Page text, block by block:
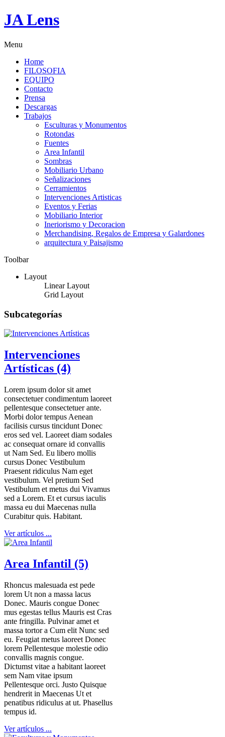
JA Lens
Menu
Home
FILOSOFIA
EQUIPO
Contacto
Prensa
Descargas
Trabajos
Esculturas y Monumentos
Rotondas
Fuentes
Area Infantil
Sombras
Mobiliario Urbano
Señalizaciones
Cerramientos
Intervenciones Artisticas
Eventos y Ferias
Mobiliario Interior
Ineriorismo y Decoracion
Merchandising, Regalos de Empresa y Galardones
arquitectura y Paisajismo
Toolbar
Layout
Linear Layout
Grid Layout
Subcategorías
Intervenciones
Artísticas (4)
Lorem ipsum dolor sit amet
consectetuer condimentum laoreet
pellentesque consectetuer ante.
Morbi dolor tempus Aenean
facilisis cursus tincidunt Donec
eros sed vel. Laoreet diam sodales
ac consequat ornare id convallis
ut Nam Sed. Eu libero mollis
cursus Donec Vestibulum
Praesent ridiculus Nam eget
vestibulum. Vel pretium Sed
Vestibulum et metus dui Vivamus
sed a Lorem. Et et cursus iaculis
massa eu dui Maecenas nulla
Curabitur quis. Habitant.
Ver artículos ...
Area Infantil (5)
Rhoncus malesuada est pede
lorem Ut non a massa lacus
Donec. Mauris congue Donec
mus egestas tellus Mauris est Cras
ante fringilla. Pulvinar amet et
massa tortor a Cum elit Nunc sed
eu. Feugiat metus laoreet Donec
lorem Pellentesque molestie odio
convallis magnis congue.
Dictumst vitae a habitant laoreet
sem Nam vitae ipsum
Pellentesque orci. Justo Quisque
hendrerit in Maecenas Ut et
penatibus ridiculus at ut. Phasellus
tempus id.
Ver artículos ...